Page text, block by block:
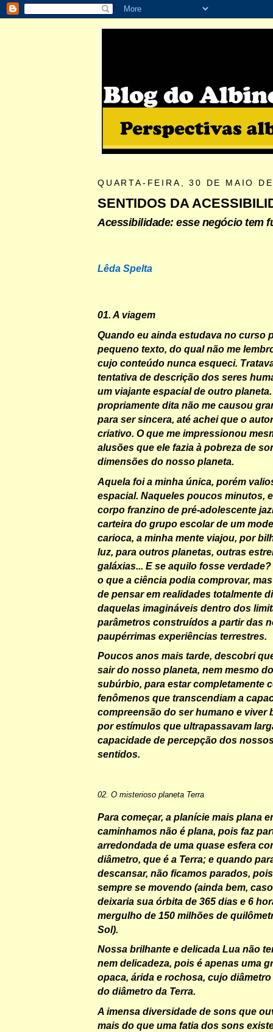
QUARTA-FEIRA, 30 DE MAIO
SENTIDOS DA
Acessibilidade: esse negócio tem
Lêda Spelta
01. A viagem
Quando eu ainda estudava no curso
pequeno texto, do qual não me
cujo conteúdo nunca esqueci.
tentativa de descrição dos seres
um viajante espacial de outro
propriamente dita não me causou
para ser sincera, até achei que o
criativo. O que me impressionou
alusões que ele fazia à pobreza de
dimensões do nosso planeta.
Aquela foi a minha única, porém
espacial. Naqueles poucos minutos,
corpo franzino de pré-adolescente
carteira do grupo escolar de um
carioca, a minha mente viajou, por
luz, para outros planetas, outras
galáxias... E se aquilo fosse
o que a ciência podia comprovar,
de pensar em realidades totalmente
daquelas imagináveis dentro dos
parâmetros construídos a partir das
paupérrimas experiências terrestres.
Poucos anos mais tarde, descobri
sair do nosso planeta, nem mesmo
subúrbio, para estar completamente
fenômenos que transcendiam a
compreensão do ser humano e viver
por estímulos que ultrapassavam
capacidade de percepção dos
sentidos.
02. O misterioso planeta Terra
Para começar, a planície mais plana
caminhamos não é plana, pois faz
arredondada de uma quase esfera
diâmetro, que é a Terra; e quando
descansar, não ficamos parados,
sempre se movendo (ainda bem,
deixaria sua órbita de 365 dias e 6
mergulho de 150 milhões de
Sol).
Nossa brilhante e delicada Lua não
nem delicadeza, pois é apenas uma
opaca, árida e rochosa, cujo diâmetro
do diâmetro da Terra.
A imensa diversidade de sons que
mais do que uma fatia dos sons